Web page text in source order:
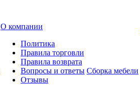
О компании
Политика
Правила торговли
Правила возврата
Вопросы и ответы
Отзывы
Сборка мебели